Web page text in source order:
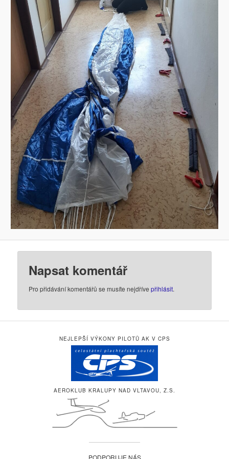
Napsat komentář
Pro přidávání komentářů se musíte nejdřívepřihlásit.
NEJLEPŠÍ VÝKONY PILOTŮ AK V CPS
AEROKLUB KRALUPY NAD VLTAVOU, Z.S.